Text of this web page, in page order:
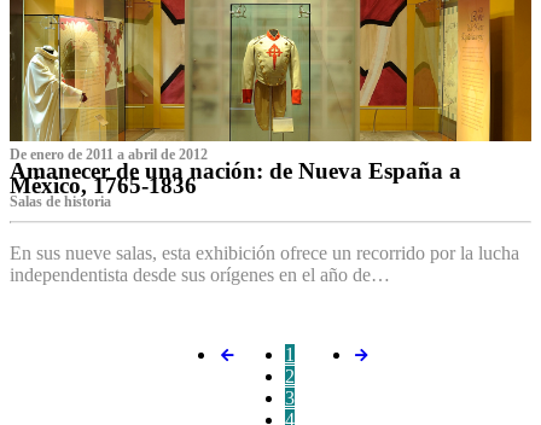
De enero de 2011 a abril de 2012
Amanecer de una nación: de Nueva España a
México, 1765-1836
Salas de historia
En sus nueve salas, esta exhibición ofrece un recorrido por la lucha
independentista desde sus orígenes en el año de…
1
2
3
4